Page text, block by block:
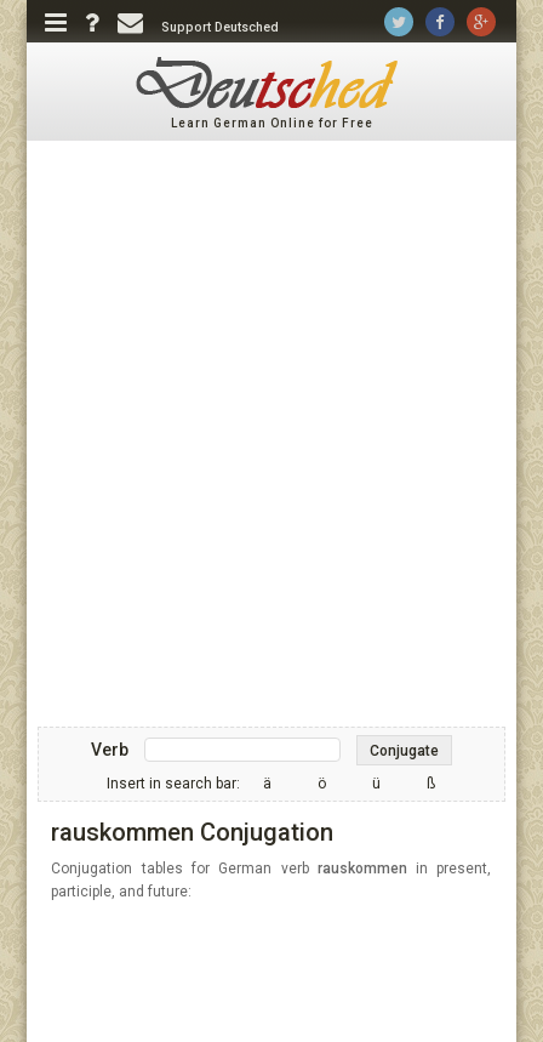
Support Deutsched
Learn German Online for Free
Verb
Conjugate
Insert in search bar:
ä ö ü ß
rauskommen Conjugation
Conjugation tables for German verb rauskommen in present,
participle, and future: